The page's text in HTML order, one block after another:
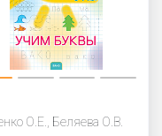
О.Е., Беляева О.В.